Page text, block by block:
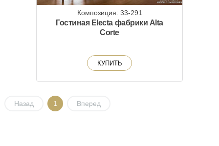
Композиция: 33-291
Гостиная Electa фабрики Alta
Corte
КУПИТЬ
Назад 1 Вперед